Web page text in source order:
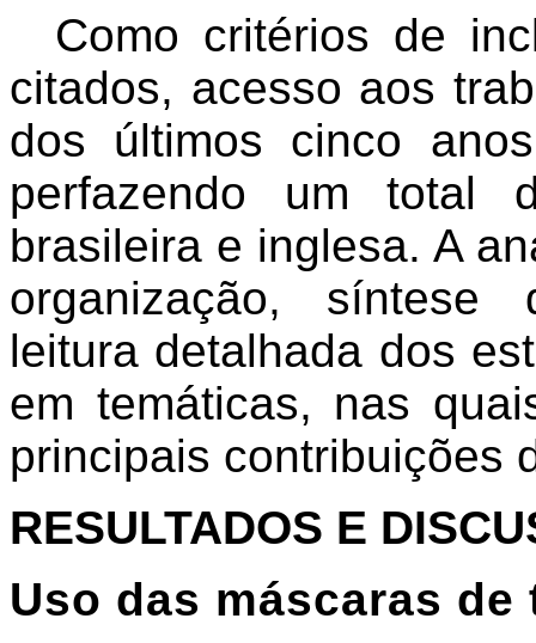
Como critérios de
citados, acesso aos
dos últimos cinco
perfazendo um total
brasileira e inglesa. A
organização, síntese
leitura detalhada dos
em temáticas, nas
principais contribuições
RESULTADOS E
Uso das máscaras de